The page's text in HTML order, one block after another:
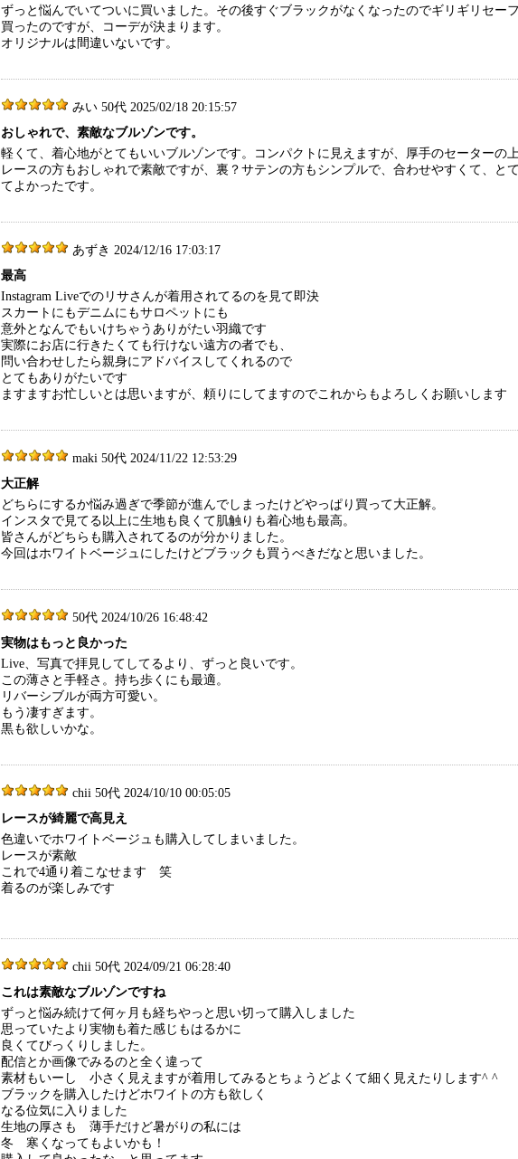
ずっと悩んでいてついに買いました。その後すぐブラックがなくなったのでギリギリセー
買ったのですが、コーデが決まります。
オリジナルは間違いないです。
みい 50代 2025/02/18 20:15:57
おしゃれで、素敵なブルゾンです。
軽くて、着心地がとてもいいブルゾンです。コンパクトに見えますが、厚手のセーターの
レースの方もおしゃれで素敵ですが、裏？サテンの方もシンプルで、合わせやすくて、と
てよかったです。
あずき 2024/12/16 17:03:17
最高
Instagram Liveでのリサさんが着用されてるのを見て即決
スカートにもデニムにもサロペットにも
意外となんでもいけちゃうありがたい羽織です
実際にお店に行きたくても行けない遠方の者でも、
問い合わせしたら親身にアドバイスしてくれるので
とてもありがたいです
ますますお忙しいとは思いますが、頼りにしてますのでこれからもよろしくお願いします
maki 50代 2024/11/22 12:53:29
大正解
どちらにするか悩み過ぎで季節が進んでしまったけどやっぱり買って大正解。
インスタで見てる以上に生地も良くて肌触りも着心地も最高。
皆さんがどちらも購入されてるのが分かりました。
今回はホワイトベージュにしたけどブラックも買うべきだなと思いました。
50代 2024/10/26 16:48:42
実物はもっと良かった
Live、写真で拝見してしてるより、ずっと良いです。
この薄さと手軽さ。持ち歩くにも最適。
リバーシブルが両方可愛い。
もう凄すぎます。
黒も欲しいかな。
chii 50代 2024/10/10 00:05:05
レースが綺麗で高見え
色違いでホワイトベージュも購入してしまいました。
レースが素敵
これで4通り着こなせます 笑
着るのが楽しみです
chii 50代 2024/09/21 06:28:40
これは素敵なブルゾンですね
ずっと悩み続けて何ヶ月も経ちやっと思い切って購入しました
思っていたより実物も着た感じもはるかに
良くてびっくりしました。
配信とか画像でみるのと全く違って
素材もいーし 小さく見えますが着用してみるとちょうどよくて細く見えたりします^ ^
ブラックを購入したけどホワイトの方も欲しく
なる位気に入りました
生地の厚さも 薄手だけど暑がりの私には
冬 寒くなってもよいかも！